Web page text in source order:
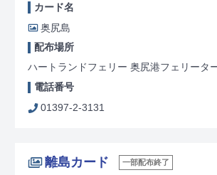
カード名
奥尻島
配布場所
ハートランドフェリー 奥尻港フェリータ
電話番号
01397-2-3131
離島カード 一部配布終了